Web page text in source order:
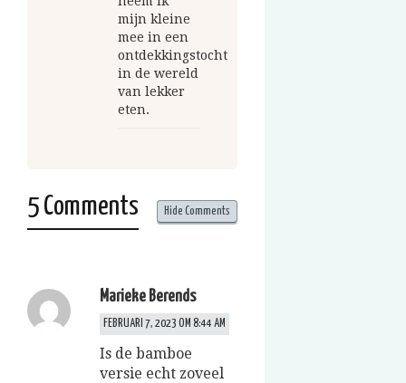
mijn kleine
mee in een
ontdekkingstocht
in de wereld
van lekker
eten.
5 Comments Hide Comments
Marieke Berends
FEBRUARI 7, 2023 OM 8:44 AM
Is de bamboe
versie echt zoveel